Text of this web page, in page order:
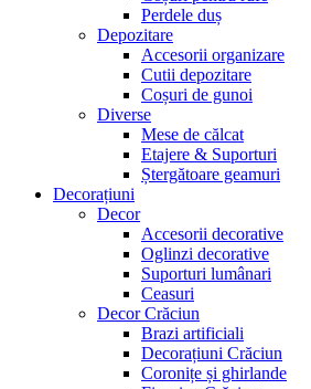
Perdele duș
Depozitare
Accesorii organizare
Cutii depozitare
Coșuri de gunoi
Diverse
Mese de călcat
Etajere & Suporturi
Ștergătoare geamuri
Decorațiuni
Decor
Accesorii decorative
Oglinzi decorative
Suporturi lumânari
Ceasuri
Decor Crăciun
Brazi artificiali
Decorațiuni Crăciun
Coronițe și ghirlande